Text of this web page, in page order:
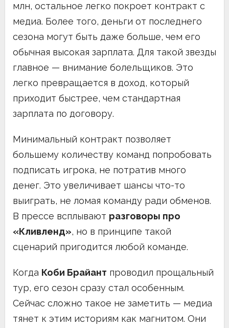
млн, остальное легко покроет контракт с
медиа. Более того, деньги от последнего
сезона могут быть даже больше, чем его
обычная высокая зарплата. Для такой звезды
главное — внимание болельщиков. Это
легко превращается в доход, который
приходит быстрее, чем стандартная
зарплата по договору.
Минимальный контракт позволяет
большему количеству команд попробовать
подписать игрока, не потратив много
денег. Это увеличивает шансы что-то
выиграть, не ломая команду ради обменов.
В прессе всплывают разговоры про
«Кливленд», но в принципе такой
сценарий пригодится любой команде.
Когда Коби Брайант проводил прощальный
тур, его сезон сразу стал особенным.
Сейчас сложно такое не заметить — медиа
тянет к этим историям как магнитом. Они